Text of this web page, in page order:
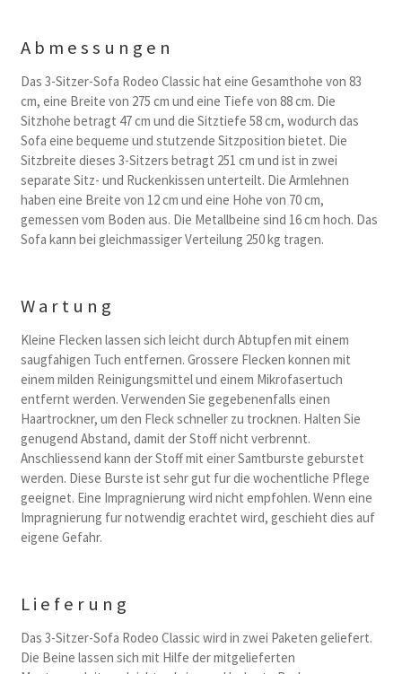
Abmessungen
Das 3-Sitzer-Sofa Rodeo Classic hat eine Gesamthohe von 83
cm, eine Breite von 275 cm und eine Tiefe von 88 cm. Die
Sitzhohe betragt 47 cm und die Sitztiefe 58 cm, wodurch das
Sofa eine bequeme und stutzende Sitzposition bietet. Die
Sitzbreite dieses 3-Sitzers betragt 251 cm und ist in zwei
separate Sitz- und Ruckenkissen unterteilt. Die Armlehnen
haben eine Breite von 12 cm und eine Hohe von 70 cm,
gemessen vom Boden aus. Die Metallbeine sind 16 cm hoch. Das
Sofa kann bei gleichmassiger Verteilung 250 kg tragen.
Wartung
Kleine Flecken lassen sich leicht durch Abtupfen mit einem
saugfahigen Tuch entfernen. Grossere Flecken konnen mit
einem milden Reinigungsmittel und einem Mikrofasertuch
entfernt werden. Verwenden Sie gegebenenfalls einen
Haartrockner, um den Fleck schneller zu trocknen. Halten Sie
genugend Abstand, damit der Stoff nicht verbrennt.
Anschliessend kann der Stoff mit einer Samtburste geburstet
werden. Diese Burste ist sehr gut fur die wochentliche Pflege
geeignet. Eine Impragnierung wird nicht empfohlen. Wenn eine
Impragnierung fur notwendig erachtet wird, geschieht dies auf
eigene Gefahr.
Lieferung
Das 3-Sitzer-Sofa Rodeo Classic wird in zwei Paketen geliefert.
Die Beine lassen sich mit Hilfe der mitgelieferten